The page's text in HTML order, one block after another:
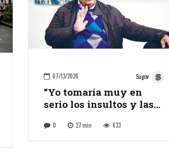
07/13/2026 Sugov
“Yo tomaría muy en
serio los insultos y las
Francisco Rodríguez
0 27min 633